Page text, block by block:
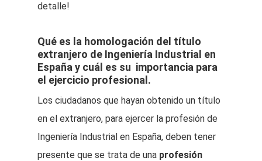
detalle!
Qué es la homologación del título
extranjero de Ingeniería Industrial en
España y cuál es su importancia para
el ejercicio profesional.
Los ciudadanos que hayan obtenido un título
en el extranjero, para ejercer la profesión de
Ingeniería Industrial en España, deben tener
presente que se trata de una profesión